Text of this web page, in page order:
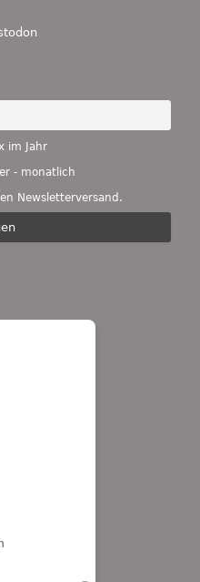
im Jahr
- monatlich
Newsletterversand.